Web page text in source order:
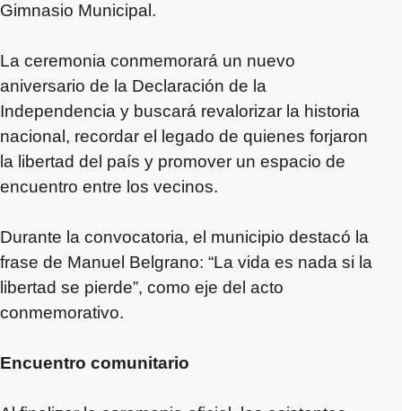
Gimnasio Municipal.
La ceremonia conmemorará un nuevo
aniversario de la Declaración de la
Independencia y buscará revalorizar la historia
nacional, recordar el legado de quienes forjaron
la libertad del país y promover un espacio de
encuentro entre los vecinos.
Durante la convocatoria, el municipio destacó la
frase de Manuel Belgrano: “La vida es nada si la
libertad se pierde”, como eje del acto
conmemorativo.
Encuentro comunitario